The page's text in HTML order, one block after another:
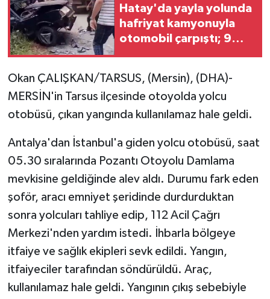
Hatay'da yayla yolunda
hafriyat kamyonuyla
otomobil çarpıştı; 9
Okan ÇALIŞKAN/TARSUS, (Mersin), (DHA)-
MERSİN'in Tarsus ilçesinde otoyolda yolcu
otobüsü, çıkan yangında kullanılamaz hale geldi.
Antalya'dan İstanbul'a giden yolcu otobüsü, saat
05.30 sıralarında Pozantı Otoyolu Damlama
mevkisine geldiğinde alev aldı. Durumu fark eden
şoför, aracı emniyet şeridinde durdurduktan
sonra yolcuları tahliye edip, 112 Acil Çağrı
Merkezi'nden yardım istedi. İhbarla bölgeye
itfaiye ve sağlık ekipleri sevk edildi. Yangın,
itfaiyeciler tarafından söndürüldü. Araç,
kullanılamaz hale geldi. Yangının çıkış sebebiyle